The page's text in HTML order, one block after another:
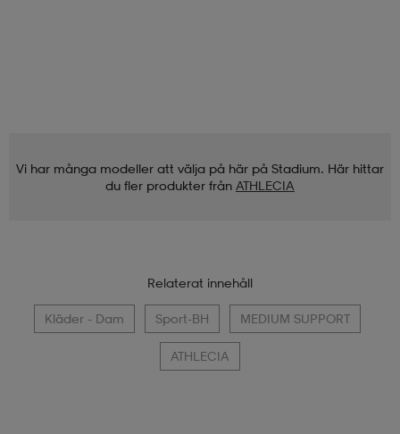
Vi har många modeller att välja på här på Stadium. Här hittar
du fler produkter från ATHLECIA
Relaterat innehåll
Kläder - Dam Sport-BH MEDIUM SUPPORT
ATHLECIA